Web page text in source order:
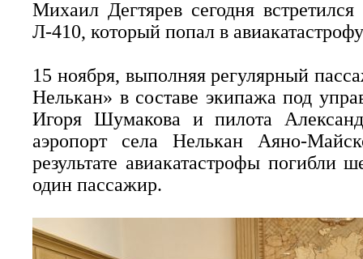
Михаил Дегтярев сегодня
Л-410, который попал в
15 ноября, выполняя регулярный
Нелькан» в составе экипажа под
Игоря Шумакова и пилота
аэропорт села Нелькан Аяно-
результате авиакатастрофы погибли
один пассажир.